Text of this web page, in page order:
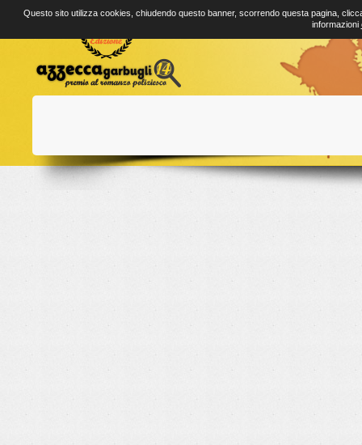
Questo sito utilizza cookies, chiudendo questo banner, scorrendo questa pagina,
informazioni